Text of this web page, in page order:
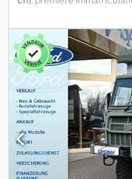
automatique, classe
largeur totale:1 800 mm,
ABS, chauffage de
Pinzgauer 4x4 Direction
Conversion réalisée par
avec une banquette-lit
stationnaire et un réchaud
Abenteuertechnik avec
escamotable en PRV, y
plateforme de couchage
Sous réserve d’erreurs et